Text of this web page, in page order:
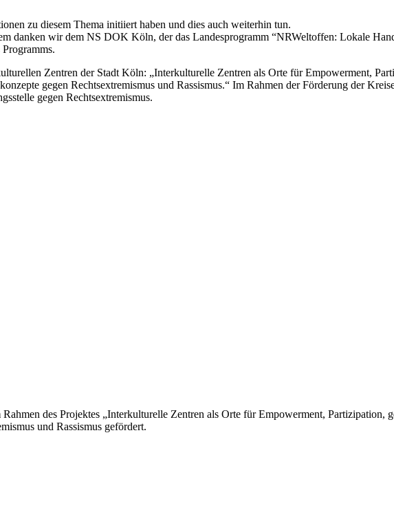
zu diesem Thema initiiert haben und dies auch weiterhin tun.
danken wir dem NS DOK Köln, der das Landesprogramm “NRWeltoffen: Lokale
Zentren der Stadt Köln: „Interkulturelle Zentren als Orte für Empowerment,
gegen Rechtsextremismus und Rassismus.“ Im Rahmen der Förderung der
gegen Rechtsextremismus.
des Projektes „Interkulturelle Zentren als Orte für Empowerment, Partizipation,
und Rassismus gefördert.